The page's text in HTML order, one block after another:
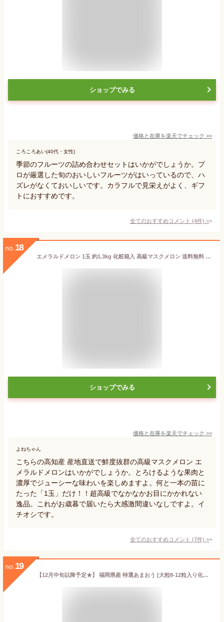
ショップでみる
価格と在庫を楽天でチェック >>
ころころあい(40代・女性)
季節のフルーツの詰め合わせセットはいかがでしょうか。プ
ロが厳選した旬のおいしいフルーツがはいっているので、ハ
ズレがなくておいしいです。カラフルで見栄えがよく、ギフ
トにおすすめです。
全てのおすすめコメント (4件) >
no. 18
エメラルドメロン 1玉 約1.3kg 化粧箱入 高級マスクメロン 送料無料 ギフト プレゼント 産地直送 最高級 内祝い 出産祝い 結婚祝い お祝い お返し ご自宅用
ショップでみる
価格と在庫を楽天でチェック >>
よねちゃん
こちらの高知産 産地直送で鮮度抜群の高級マスクメロン エ
メラルドメロンはいかがでしょうか。とろけるような果肉と
濃厚でジューシーな味わいを楽しめますよ。何と一本の苗に
たった「1玉」だけ！！超高級でなかなかお目にかかれない
逸品。これがお歳暮で届いたら大感激間違いなしですよ。イ
チオシです。
全てのおすすめコメント (7件) >
no. 19
【12月中旬以降予定★】 福岡県産 特選あまおう [大粒8-12粒入り化粧箱] フルーツ 果物 あまおう イチゴ いちご 苺 DX デラックス 歳暮 お歳暮 御歳暮